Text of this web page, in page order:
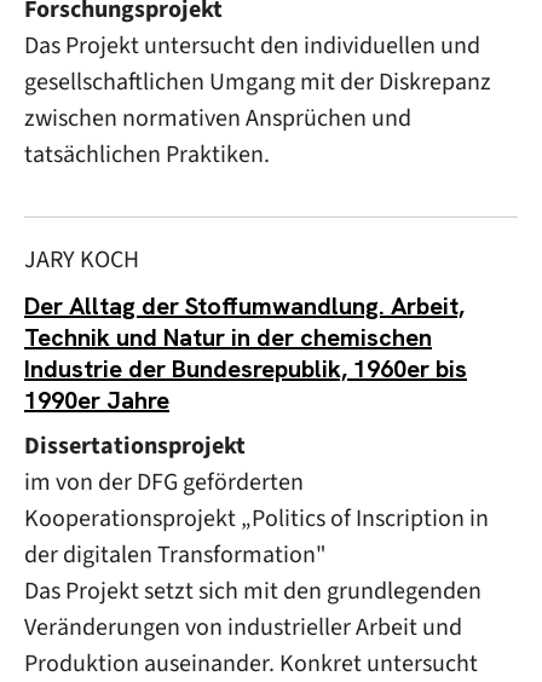
Forschungsprojekt
Das Projekt untersucht den individuellen und
gesellschaftlichen Umgang mit der Diskrepanz
zwischen normativen Ansprüchen und
tatsächlichen Praktiken.
JARY KOCH
Der Alltag der Stoffumwandlung. Arbeit,
Technik und Natur in der chemischen
Industrie der Bundesrepublik, 1960er bis
1990er Jahre
Dissertationsprojekt
im von der DFG geförderten
Kooperationsprojekt „Politics of Inscription in
der digitalen Transformation"
Das Projekt setzt sich mit den grundlegenden
Veränderungen von industrieller Arbeit und
Produktion auseinander. Konkret untersucht